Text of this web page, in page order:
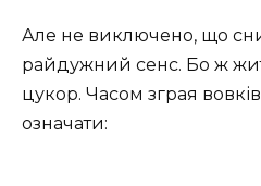
Але не виключено, що
райдужний сенс. Бо ж
цукор. Часом зграя
означати: